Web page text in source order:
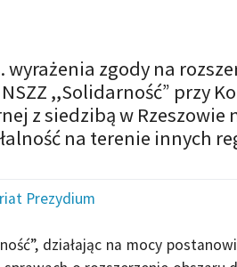
wyrażenia zgody na
,,Solidarność” przy
z siedzibą w Rzeszowie
na terenie innych
Prezydium
działając na mocy